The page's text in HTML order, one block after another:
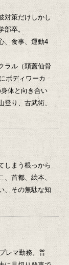
対策だけしかし
卒。
、食事、運動4
ラル（頭蓋仙骨
ボディワーカ
体と向き合い
り、古武術、
しまう根っから
首都、絵本、
、その無駄な知
レマ勤務。普